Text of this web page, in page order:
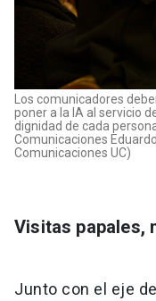
Los comunicadores
poner a la IA al servicio
dignidad de cada
Comunicaciones
Comunicaciones UC)
Visitas papales,
Junto con el eje